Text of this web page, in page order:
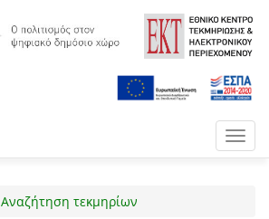
Αναζήτηση τεκμηρίων